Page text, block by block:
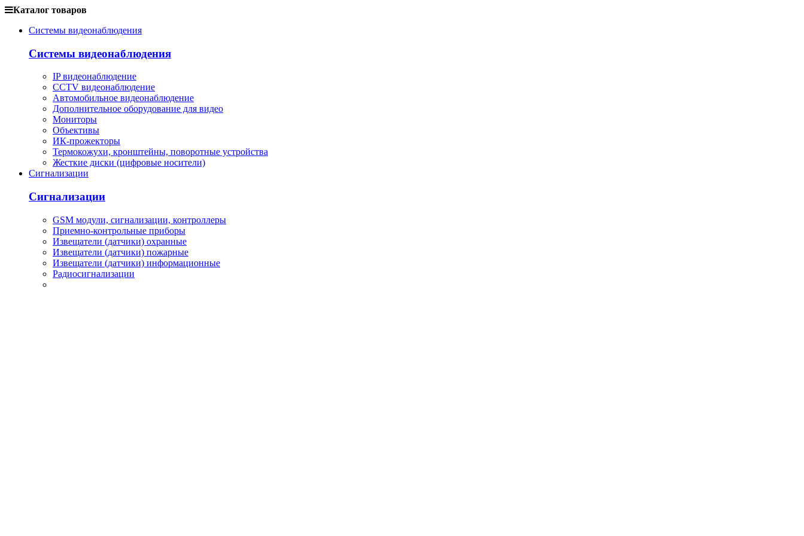
Каталог товаров
Системы видеонаблюдения
Системы видеонаблюдения
IP видеонаблюдение
CCTV видеонаблюдение
Автомобильное видеонаблюдение
Дополнительное оборудование для видео
Мониторы
Объективы
ИК-прожекторы
Термокожухи, кронштейны, поворотные устройства
Жесткие диски (цифровые носители)
Сигнализации
Сигнализации
GSM модули, сигнализации, контроллеры
Приемно-контрольные приборы
Извещатели (датчики) охранные
Извещатели (датчики) пожарные
Извещатели (датчики) информационные
Радиосигнализации